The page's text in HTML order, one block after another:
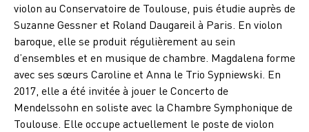
violon au Conservatoire de Toulouse, puis étudie auprès de
Suzanne Gessner et Roland Daugareil à Paris. En violon
baroque, elle se produit régulièrement au sein
d’ensembles et en musique de chambre. Magdalena forme
avec ses sœurs Caroline et Anna le Trio Sypniewski. En
2017, elle a été invitée à jouer le Concerto de
Mendelssohn en soliste avec la Chambre Symphonique de
Toulouse. Elle occupe actuellement le poste de violon